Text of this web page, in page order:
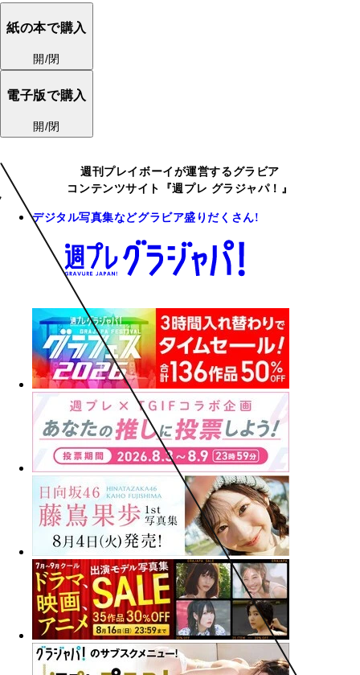
紙の本で購入
開/閉
電子版で購入
開/閉
週刊プレイボーイが運営するグラビア
コンテンツサイト『週プレ グラジャパ！』
デジタル写真集などグラビア盛りだくさん!